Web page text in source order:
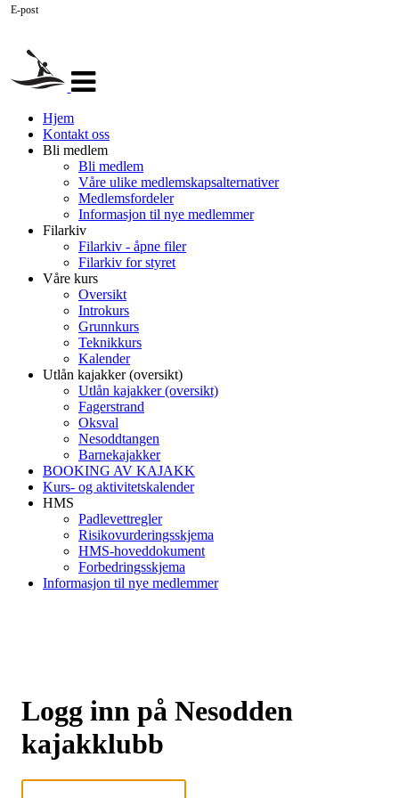
navigasjon
Hjem
Kontakt oss
Bli medlem
Bli medlem
Våre ulike medlemskapsalternativer
Medlemsfordeler
Informasjon til nye medlemmer
Filarkiv
Filarkiv - åpne filer
Filarkiv for styret
Våre kurs
Oversikt
Introkurs
Grunnkurs
Teknikkurs
Kalender
Utlån kajakker (oversikt)
Utlån kajakker (oversikt)
Fagerstrand
Oksval
Nesoddtangen
Barnekajakker
BOOKING AV KAJAKK
Kurs- og aktivitetskalender
HMS
Padlevettregler
Risikovurderingsskjema
HMS-hoveddokument
Forbedringsskjema
Informasjon til nye medlemmer
Logg inn på Nesodden
kajakklubb
E-post